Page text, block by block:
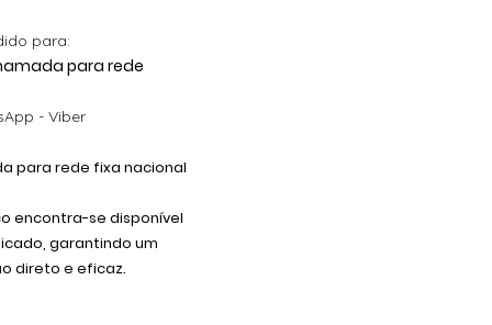
para:
para rede
- Viber
para rede fixa nacional
encontra-se disponível
garantindo um
direto e eficaz.